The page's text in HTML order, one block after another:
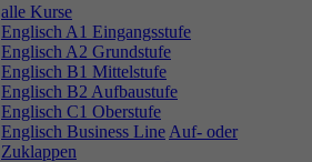
alle Kurse
Englisch A1 Eingangsstufe
Englisch A2 Grundstufe
Englisch B1 Mittelstufe
Englisch B2 Aufbaustufe
Englisch C1 Oberstufe
Englisch Business Line Auf- oder
Zuklappen